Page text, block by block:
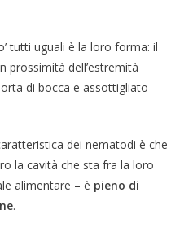
tutti uguali è la loro forma: il
prossimità dell’estremità
di bocca e assottigliato
dei nematodi è che
la cavità che sta fra la loro
alimentare – è pieno di
.